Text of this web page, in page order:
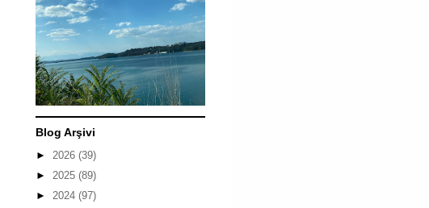
Blog Arşivi
► 2026 (39)
► 2025 (89)
► 2024 (97)